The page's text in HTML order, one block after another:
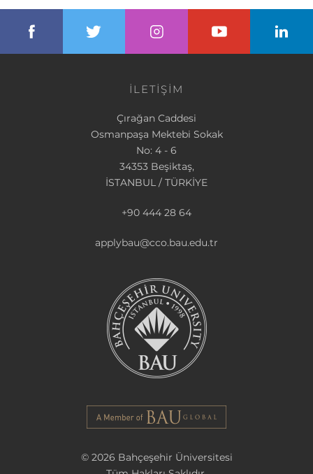
İLETİŞİM
Çırağan Caddesi
Osmanpaşa Mektebi Sokak
No: 4 - 6
34353 Beşiktaş,
İSTANBUL / TÜRKİYE
+90 444 28 64
applybau@cco.bau.edu.tr
© 2026 Bahçeşehir Üniversitesi